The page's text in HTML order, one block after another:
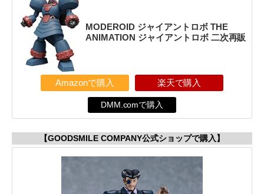
MODEROID ジャイアントロボ THE
ANIMATION ジャイアントロボ 二次再販
Amazonで購入 楽天で購入
DMM.comで購入
【GOODSMILE COMPANY公式ショップで購入】